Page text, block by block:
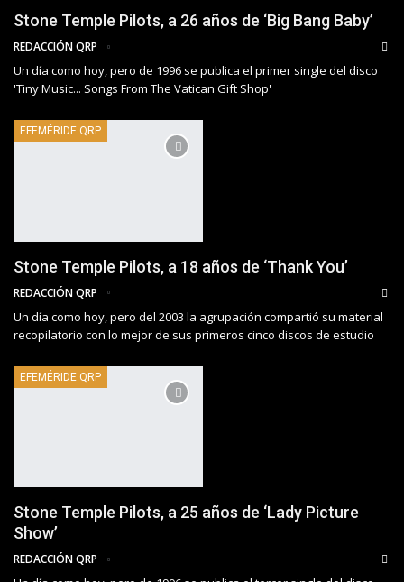
Stone Temple Pilots, a 26 años de ‘Big Bang Baby’
REDACCIÓN QRP
Un día como hoy, pero de 1996 se publica el primer single del disco
'Tiny Music... Songs From The Vatican Gift Shop'
EFEMÉRIDE QRP
Stone Temple Pilots, a 18 años de ‘Thank You’
REDACCIÓN QRP
Un día como hoy, pero del 2003 la agrupación compartió su material
recopilatorio con lo mejor de sus primeros cinco discos de estudio
EFEMÉRIDE QRP
Stone Temple Pilots, a 25 años de ‘Lady Picture
Show’
REDACCIÓN QRP